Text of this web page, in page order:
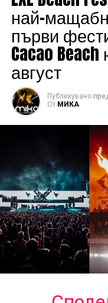
най-
първи
Cacao
август
Публикувано
От МИКА